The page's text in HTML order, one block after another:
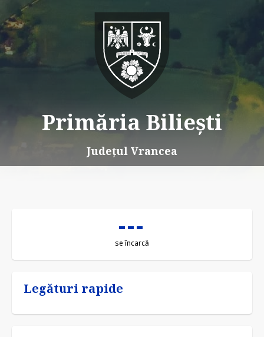
Primăria Biliești
Județul Vrancea
se încarcă
Legături rapide